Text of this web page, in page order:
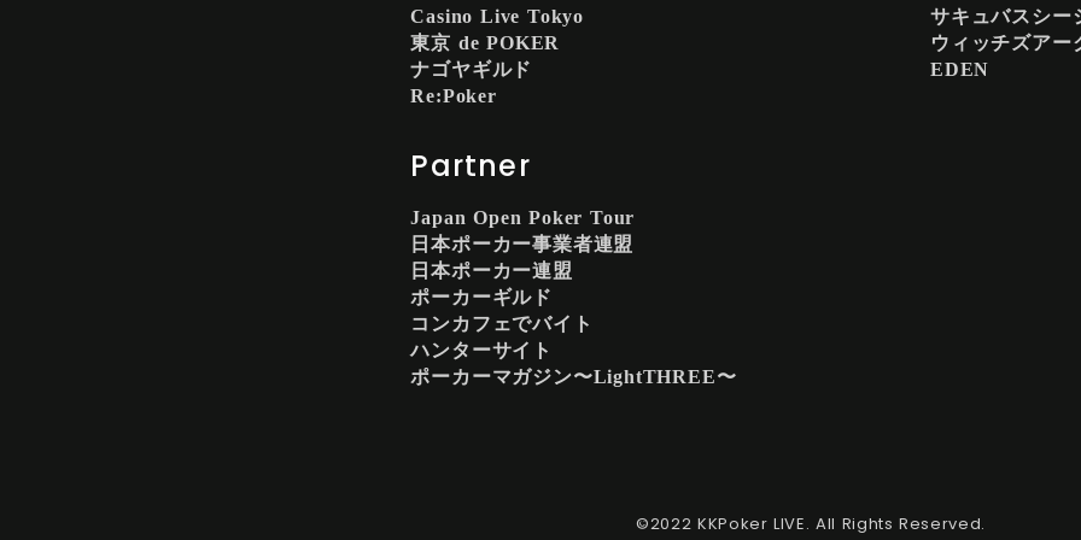
Casino Live Tokyo
東京 de POKER
ナゴヤギルド
Re:Poker
Partner
Japan Open Poker Tour
日本ポーカー事業者連盟
日本ポーカー連盟
ポーカーギルド
コンカフェでバイト
ハンターサイト
ポーカーマガジン〜LightTHREE〜
サキュバスシー
ウィッチズアー
EDEN
©2022 ️KKPoker LIVE. All Rights Reserved.